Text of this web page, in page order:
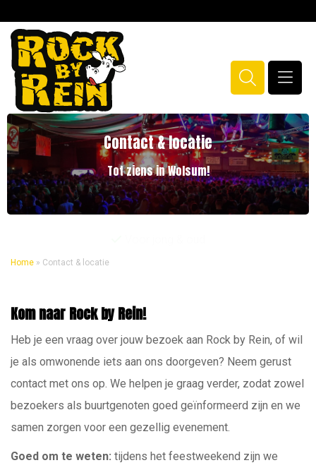
Contact & locatie
Tot ziens in Wolsum!
Home » Contact & locatie
Kom naar Rock by Rein!
Heb je een vraag over jouw bezoek aan Rock by Rein, of wil
je als omwonende iets aan ons doorgeven? Neem gerust
contact met ons op. We helpen je graag verder, zodat zowel
bezoekers als buurtgenoten goed geïnformeerd zijn en we
samen zorgen voor een gezellig evenement.
Goed om te weten: tijdens het feestweekend zijn we